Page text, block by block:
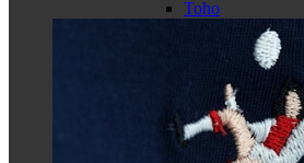
Toho